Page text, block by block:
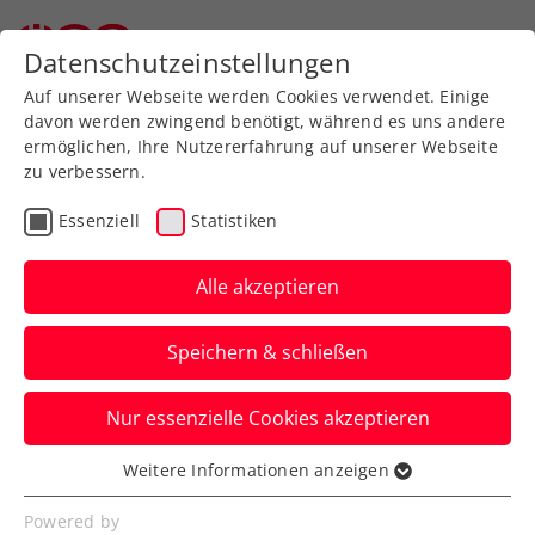
Zurück zur Newsübersicht
WTA
Upper Austria Ladies
Linz: Kraus verpasst
weitere Überraschung
Trotz engagierter Leistung kommt für
Österreichs Nummer eins in der ersten
Hauptrunde das Aus.
Verfasst von: Presseaussendung / Redaktion, 29.01.2025
Datenschutzeinstellungen
Auf unserer Webseite werden Cookies verwendet. Einige
davon werden zwingend benötigt, während es uns andere
ermöglichen, Ihre Nutzererfahrung auf unserer Webseite
zu verbessern.
Essenziell Statistiken
Alle akzeptieren
Speichern & schließen
Nur essenzielle Cookies akzeptieren
Essenziell
Essenzielle Cookies werden für grundlegende
Weitere Informationen anzeigen
Powered by